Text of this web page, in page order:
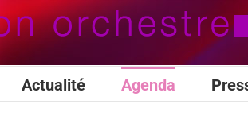
Actualité Agenda